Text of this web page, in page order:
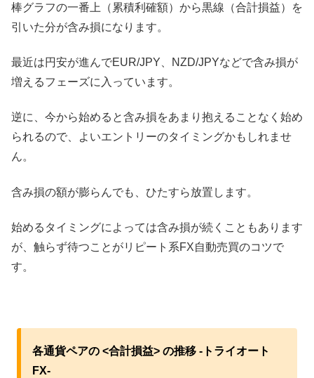
棒グラフの一番上（累積利確額）から黒線（合計損益）を
引いた分が含み損になります。
最近は円安が進んでEUR/JPY、NZD/JPYなどで含み損が
増えるフェーズに入っています。
逆に、今から始めると含み損をあまり抱えることなく始め
られるので、よいエントリーのタイミングかもしれませ
ん。
含み損の額が膨らんでも、ひたすら放置します。
始めるタイミングによっては含み損が続くこともあります
が、触らず待つことがリピート系FX自動売買のコツで
す。
各通貨ペアの <合計損益> の推移 -トライオート
FX-